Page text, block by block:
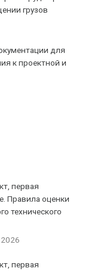
грузов
для
к проектной и
первая
Правила оценки
технического
первая